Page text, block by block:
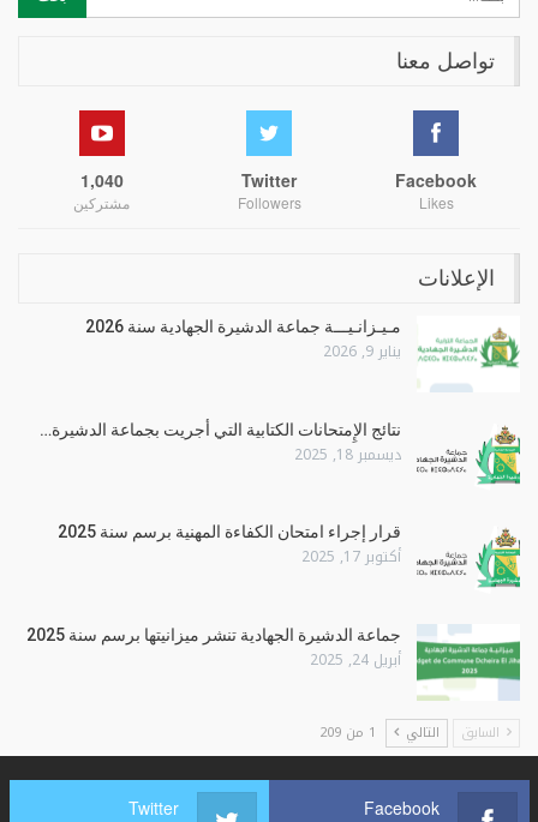
تواصل معنا
Facebook
Likes
Twitter
Followers
1,040
مشتركين
الإعلانات
مـيـزانـيـــة جماعة الدشيرة الجهادية سنة 2026
يناير 9, 2026
نتائج الإِمتحانات الكتابية التي أجريت بجماعة الدشيرة…
ديسمبر 18, 2025
قرار إجراء امتحان الكفاءة المهنية برسم سنة 2025
أكتوبر 17, 2025
جماعة الدشيرة الجهادية تنشر ميزانيتها برسم سنة 2025
أبريل 24, 2025
السابق التالي 1 من 209
Facebook
Twitter